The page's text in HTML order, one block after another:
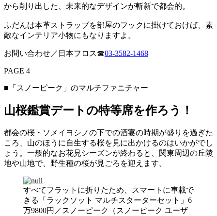
から削り出した、未来的なデザインが斬新で都会的。
ふだんは本革ストラップを部屋のフックに掛けておけば、素
敵なインテリア小物にもなりますよ。
お問い合わせ／日本フロス☎︎03-3582-1468
PAGE 4
■「スノーピーク」のマルチファニチャー
山桜鑑賞デートの特等席を作ろう！
都会の桜・ソメイヨシノの下での酒宴の時期が盛りを過ぎた
ころ、山のほうに自生する桜を見に出かけるのはいかがでし
ょう。一般的なお花見シーズンが終わると、関東周辺の丘陵
地や山地で、野生種の桜が見ごろを迎えます。
すべてフラットに折りたため、スマートに車載で
きる「ラックソット マルチスターターセット」6
万9800円／スノーピーク（スノーピーク ユーザ